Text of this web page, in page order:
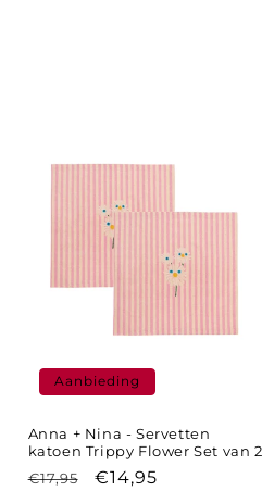
Aanbieding
Anna + Nina - Servetten
katoen Trippy Flower Set van 2
Normale
€17,95 Aanbiedingsprijs
€14,95